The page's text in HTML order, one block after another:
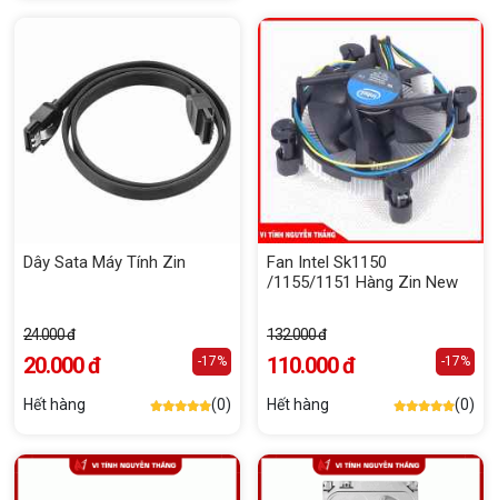
Dây Sata Máy Tính Zin
24.000 đ
20.000 đ -17%
Hết hàng (0)
Fan Intel Sk1150
/1155/1151 Hàng Zin New
132.000 đ
110.000 đ -17%
Hết hàng (0)